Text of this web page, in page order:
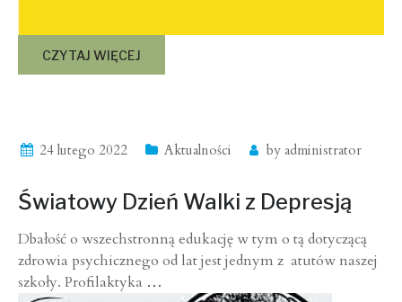
CZYTAJ WIĘCEJ
24 lutego 2022 Aktualności by administrator
Światowy Dzień Walki z Depresją
Dbałość o wszechstronną edukację w tym o tą dotyczącą
zdrowia psychicznego od lat jest jednym z atutów naszej
szkoły. Profilaktyka …